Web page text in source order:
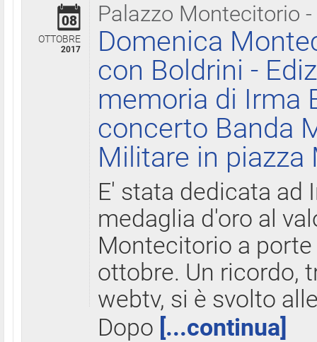
Palazzo Montecitorio
08
OTTOBRE
2017
Domenica
con Boldrini -
memoria di Irma
concerto Banda
Militare in
E' stata dedicata ad
medaglia d'oro al
Montecitorio a
ottobre. Un ricordo,
webtv, si è svolto
Dopo [...continua]